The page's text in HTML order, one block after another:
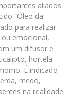
aliados
“Óleo da
para realizar
emocional,
um difusor e
hortelã-
É indicado
medo,
na realidade